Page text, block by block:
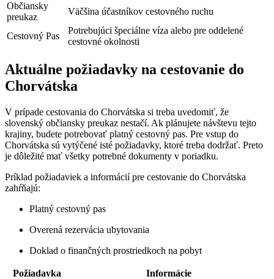
Občiansky
preukaz
Väčšina účastníkov cestovného ruchu
Cestovný Pas
Potrebujúci špeciálne víza alebo pre oddelené
cestovné okolnosti
Aktuálne požiadavky na cestovanie do
Chorvátska
V prípade cestovania do Chorvátska si treba uvedomiť, že
slovenský občiansky preukaz nestačí. Ak plánujete návštevu tejto
krajiny, budete potrebovať platný cestovný pas. Pre vstup do
Chorvátska sú vytýčené isté požiadavky, ktoré treba dodržať. Preto
je dôležité mať všetky potrebné dokumenty v poriadku.
Príklad požiadaviek a informácií pre cestovanie do Chorvátska
zahŕňajú:
Platný cestovný pas
Overená rezervácia ubytovania
Doklad o finančných prostriedkoch na pobyt
Požiadavka
Informácie